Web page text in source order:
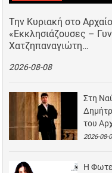
Την Κυριακή στο
«Εκκλησιάζουσες –
Χατζηπαναγιώτη…
2026-08-08
Στη
του
2026-08-
Η